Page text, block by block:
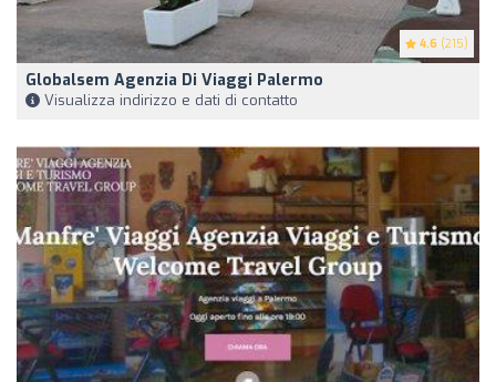
4.6 (215)
Globalsem Agenzia Di Viaggi Palermo
Visualizza indirizzo e dati di contatto